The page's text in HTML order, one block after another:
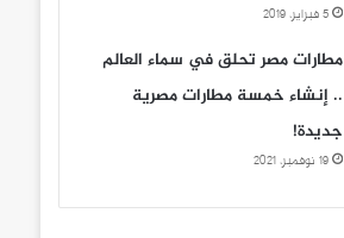
5 فبراير، 2019
مطارات مصر تحلق في سماء العالم
.. إنشاء خمسة مطارات مصرية
جديدة!
19 نوفمبر، 2021